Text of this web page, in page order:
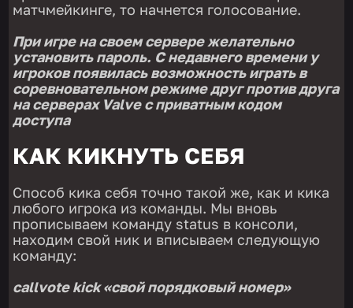
матчмейкинге, то начнется голосование.
При игре на своем сервере желательно
установить пароль. С недавнего времени у
игроков появилась возможность играть в
соревновательном режиме друг против друга
на серверах Valve с приватным кодом
доступа
КАК КИКНУТЬ СЕБЯ
Способ кика себя точно такой же, как и кика
любого игрока из команды. Мы вновь
прописываем команду status в консоли,
находим свой ник и вписываем следующую
команду:
callvote kick «свой порядковый номер»